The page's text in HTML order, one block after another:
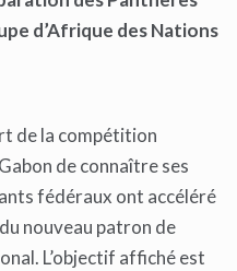
d’Afrique des Nations
de la compétition
de connaître ses
fédéraux ont accéléré
nouveau patron de
L’objectif affiché est